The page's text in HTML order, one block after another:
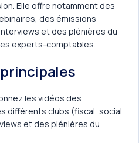
Elle offre notamment des
des émissions
et des plénières du
experts-comptables.
les vidéos des
différents clubs (fiscal, social,
et des plénières du